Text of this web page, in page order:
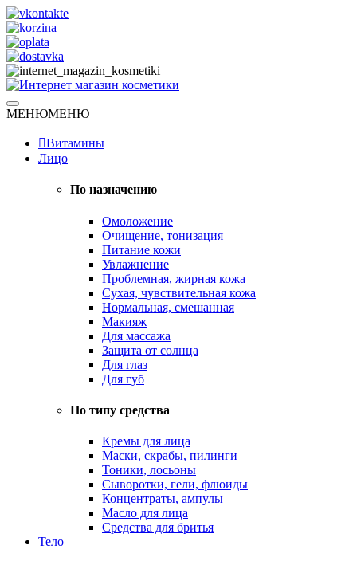
Skip
to
content
Интернет магазин косметики
Натуральная косметика
МЕНЮМЕНЮ
Витамины
Лицо
По назначению
Омоложение
Очищение, тонизация
Питание кожи
Увлажнение
Проблемная, жирная кожа
Сухая, чувствительная кожа
Нормальная, смешанная
Макияж
Для массажа
Защита от солнца
Для глаз
Для губ
По типу средства
Кремы для лица
Маски, скрабы, пилинги
Тоники, лосьоны
Сыворотки, гели, флюиды
Концентраты, ампулы
Масло для лица
Средства для бритья
Тело